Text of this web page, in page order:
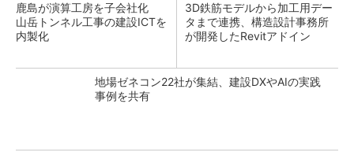
鹿島が演算工房を子会社化
山岳トンネル工事の建設ICTを
内製化
3D鉄筋モデルから加工用デー
タまで連携、構造設計事務所
が開発したRevitアドイン
地場ゼネコン22社が集結、建設DXやAIの実践
事例を共有